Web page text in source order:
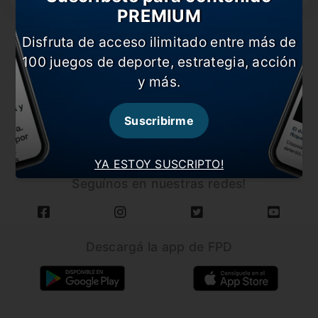
CARGAR MÁS NOTICIAS
Seguínos en nuestras redes!
YA ESTOY SUSCRIPTO!
PREMIUM
Disfruta de acceso ilimitado entre más de
100 juegos de deporte, estrategia, acción
y más.
Suscribirme